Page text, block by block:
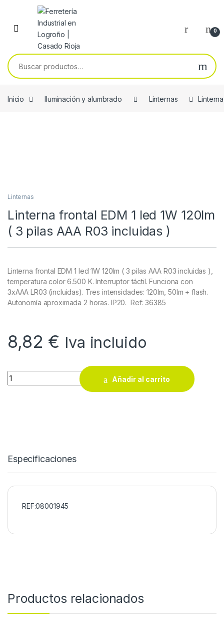
Skip to navigation
Skip to content
0
Buscar por:
Inicio Iluminación y alumbrado Linternas
Linternas
Linterna frontal EDM 1 led 1W 120lm
( 3 pilas AAA R03 incluidas )
Linterna frontal EDM 1 led 1W 120lm ( 3 pilas AAA R03 incluidas ),
temperatura color 6.500 K. Interruptor táctil. Funciona con
3xAAA LR03 (incluidas). Tres intensidades: 120lm, 50lm + flash.
Autonomía aproximada 2 horas. IP20. Ref: 36385
8,82 € Iva incluido
Linterna frontal EDM 1 led 1W 120lm ( 3 pilas AAA R03
Añadir al carrito
Especificaciones
REF:08001945
Productos relacionados